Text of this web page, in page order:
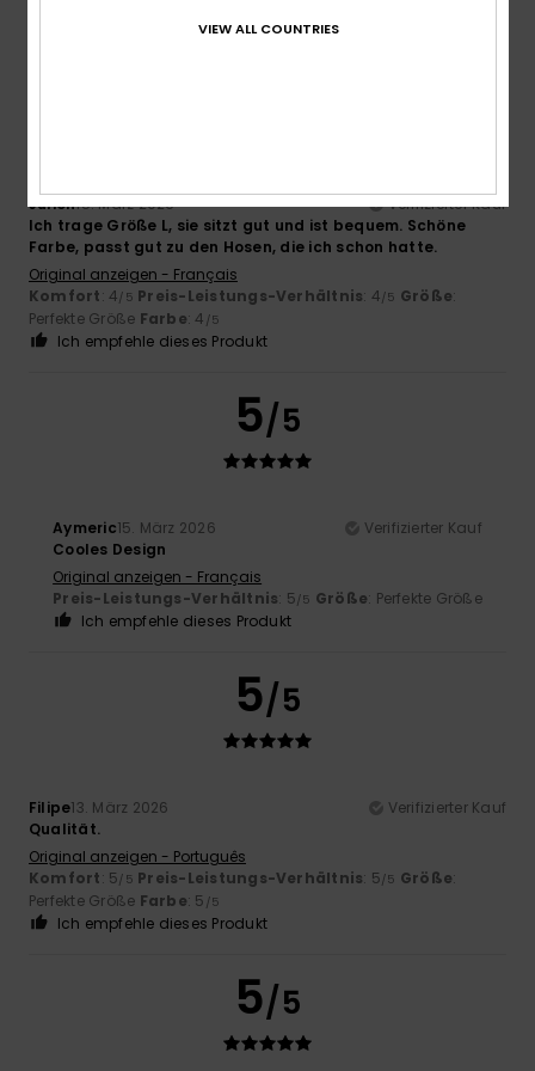
Julien15. März 2026
Verifizierter Kauf
Ich trage Größe L, sie sitzt gut und ist bequem. Schöne
Farbe, passt gut zu den Hosen, die ich schon hatte.
Original anzeigen - Français
Komfort: 4/5 Preis-Leistungs-Verhältnis: 4/5 Größe:
Perfekte Größe Farbe: 4 /5
Ich empfehle dieses Produkt
5/5
Aymeric15. März 2026
Verifizierter Kauf
Cooles Design
Original anzeigen - Français
Preis-Leistungs-Verhältnis: 5/5 Größe: Perfekte Größe
Ich empfehle dieses Produkt
5/5
Filipe13. März 2026
Verifizierter Kauf
Qualität.
Original anzeigen - Português
Komfort: 5/5 Preis-Leistungs-Verhältnis: 5/5 Größe:
Perfekte Größe Farbe: 5 /5
Ich empfehle dieses Produkt
5/5
VIEW ALL COUNTRIES